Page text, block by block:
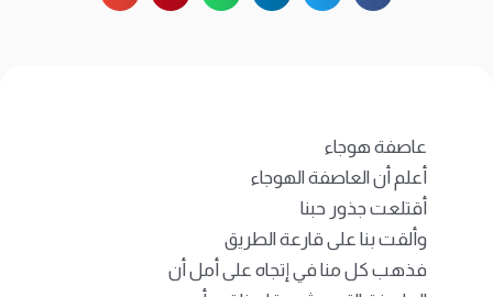
عاصفة هوجاء
أعلم أن العاصفة الهوجاء
أقتلعت جذور حبنا
وألقت بنا على قارعة الطريق
فذهب كل منا في إتجاه على أمل أن